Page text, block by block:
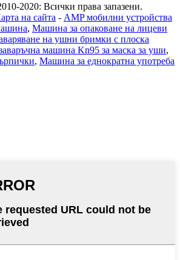
2020: Всички права запазени.
на сайта - AMP мобилни устройства
, Машина за опаковане на лицеви
на ушни бримки с плоска
машина Kn95 за маска за уши,
, Машина за еднократна употреба